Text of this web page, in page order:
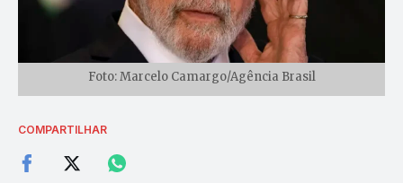
Foto: Marcelo Camargo/Agência Brasil
COMPARTILHAR